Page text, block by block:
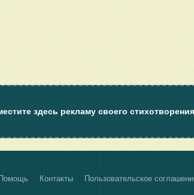
здесь рекламу своего
Помощь Контакты Пользовательское